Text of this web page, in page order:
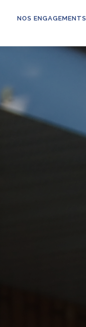
NOS ENGAGEMENTS